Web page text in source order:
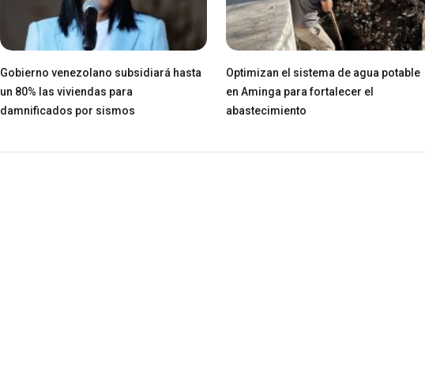
Gobierno venezolano subsidiará hasta
un 80% las viviendas para
damnificados por sismos
Optimizan el sistema de agua potable
en Aminga para fortalecer el
abastecimiento